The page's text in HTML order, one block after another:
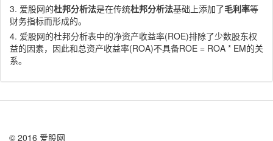
爱股网的杜邦分析法是在传统杜邦分析法基础上添加了毛利率等
财务指标而形成的。
爱股网的杜邦分析表中的净资产收益率(ROE)排除了少数股东权
益的因素，因此和总资产收益率(ROA)不具备ROE = ROA * EM的关
系。
© 2016 爱股网